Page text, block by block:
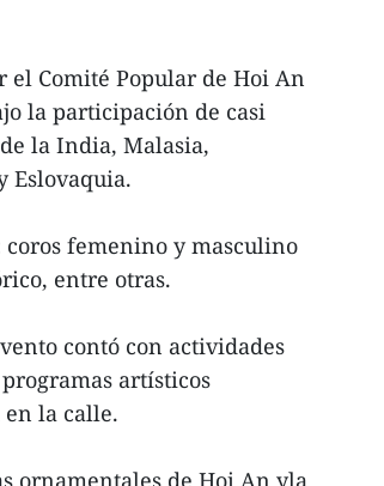
Comité Popular de Hoi An
la participación de casi
la India, Malasia,
Eslovaquia.
femenino y masculino
entre otras.
contó con actividades
artísticos
la calle.
ornamentales de Hoi An yla